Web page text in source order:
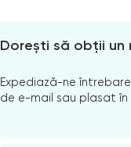
Dorești să obții un
Expediază-ne
de e-mail sau plasat în